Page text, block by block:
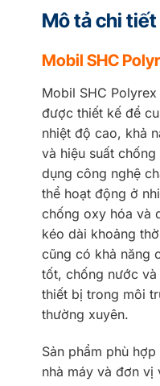
Mô tả chi tiết
Mobil SHC
Mobil SHC
được thiết kế để
nhiệt độ cao, khả
và hiệu suất
dụng công nghệ
thể hoạt động ở
chống oxy hóa và
kéo dài khoảng
cũng có khả năng
tốt, chống nước
thiết bị trong môi
thường xuyên.
Sản phẩm phù
nhà máy và đơn vị